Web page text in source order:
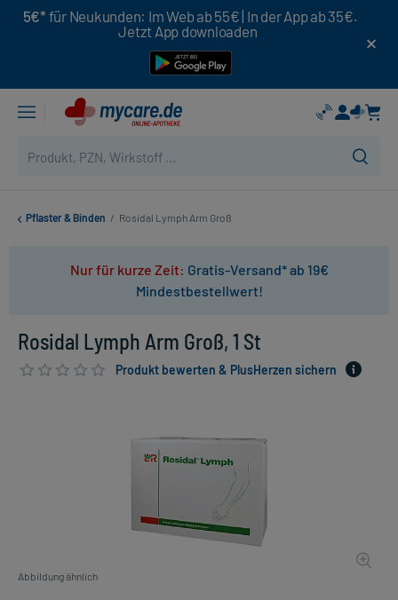
5€* für Neukunden: Im Web ab 55€ | In der App ab 35€.
Jetzt App downloaden
Pflaster & Binden / Rosidal Lymph Arm Groß
Nur für kurze Zeit: Gratis-Versand* ab 19€
Mindestbestellwert!
Rosidal Lymph Arm Groß, 1 St
Produkt bewerten & PlusHerzen sichern
Abbildung ähnlich